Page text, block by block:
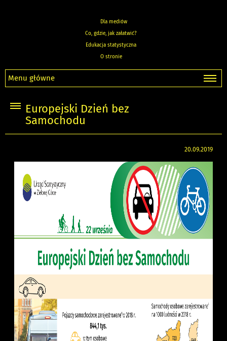
Dla mediów
Co, gdzie, jak załatwić?
Edukacja statystyczna
O stronie
Menu główne
Europejski Dzień bez
Samochodu
20.09.2019